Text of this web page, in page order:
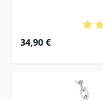
34,90 €